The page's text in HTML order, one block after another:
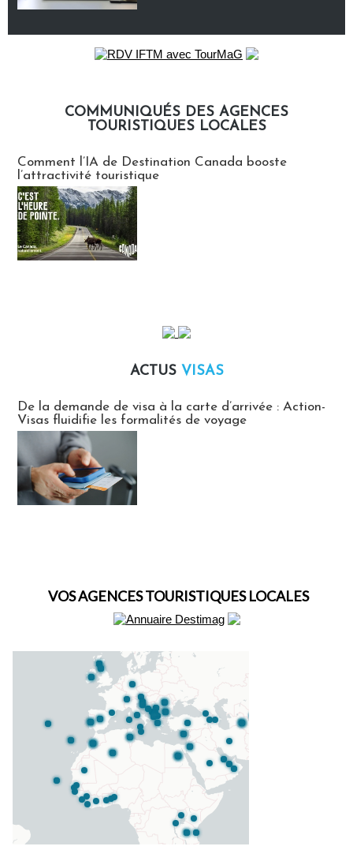
COMMUNIQUÉS DES AGENCES
TOURISTIQUES LOCALES
Comment l’IA de Destination Canada booste
l’attractivité touristique
ACTUS VISAS
De la demande de visa à la carte d’arrivée : Action-
Visas fluidifie les formalités de voyage
VOS AGENCES TOURISTIQUES LOCALES